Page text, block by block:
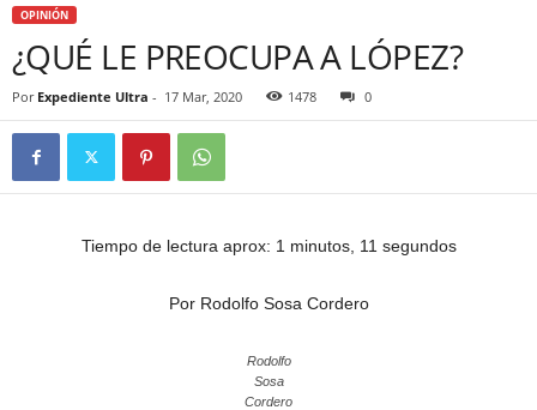
OPINIÓN
¿QUÉ LE PREOCUPA A LÓPEZ?
Por Expediente Ultra - 17 Mar, 2020 1478 0
Tiempo de lectura aprox: 1 minutos, 11 segundos
Por Rodolfo Sosa Cordero
Rodolfo
Sosa
Cordero